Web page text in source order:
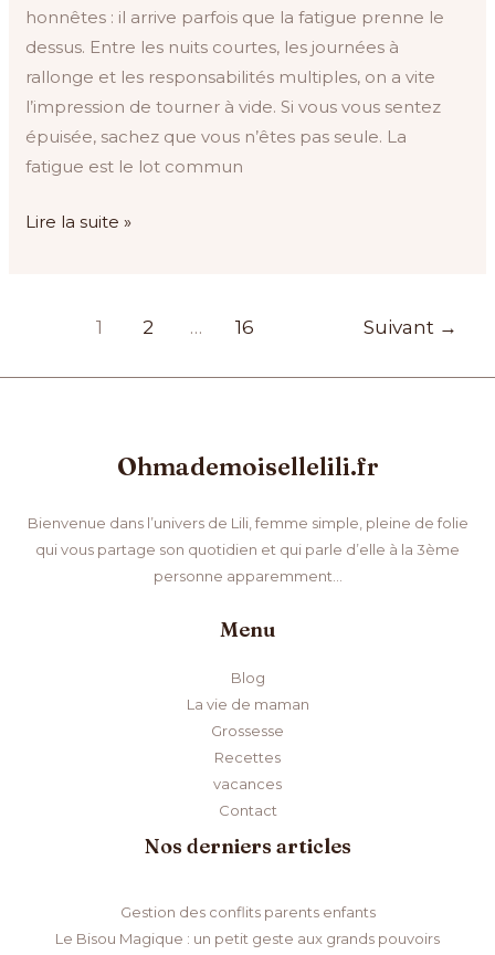
honnêtes : il arrive parfois que la fatigue prenne le
dessus. Entre les nuits courtes, les journées à
rallonge et les responsabilités multiples, on a vite
l’impression de tourner à vide. Si vous vous sentez
épuisée, sachez que vous n’êtes pas seule. La
fatigue est le lot commun
Lire la suite »
1 2 … 16 Suivant →
Ohmademoisellelili.fr
Bienvenue dans l’univers de Lili, femme simple, pleine de folie
qui vous partage son quotidien et qui parle d’elle à la 3ème
personne apparemment…
Menu
Blog
La vie de maman
Grossesse
Recettes
vacances
Contact
Nos derniers articles
Gestion des conflits parents enfants
Le Bisou Magique : un petit geste aux grands pouvoirs